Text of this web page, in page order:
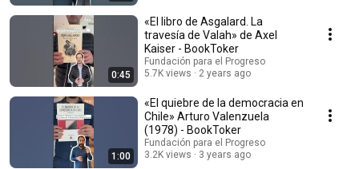
0:45
«El libro de Asgalard. La
travesía de Valah» de Axel
Kaiser - BookToker
Fundación para el Progreso
5.7K views
2 years ago
1:00
«El quiebre de la democracia en
Chile» Arturo Valenzuela
(1978) - BookToker
Fundación para el Progreso
3.2K views
3 years ago